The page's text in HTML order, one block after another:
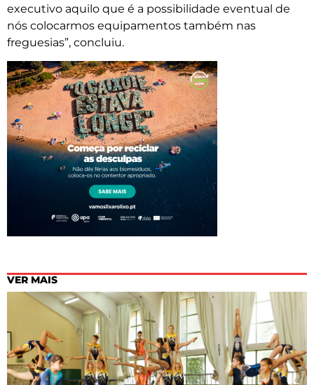
executivo aquilo que é a possibilidade eventual de
nós colocarmos equipamentos também nas
freguesias”, concluiu.
VER MAIS